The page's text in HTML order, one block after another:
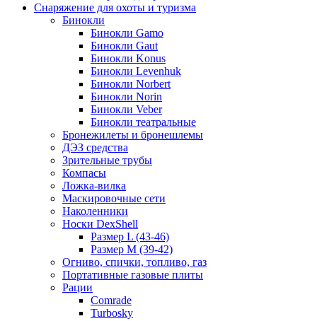
Снаряжение для охоты и туризма
Бинокли
Бинокли Gamo
Бинокли Gaut
Бинокли Konus
Бинокли Levenhuk
Бинокли Norbert
Бинокли Norin
Бинокли Veber
Бинокли театральные
Бронежилеты и бронешлемы
ДЭЗ средства
Зрительные трубы
Компасы
Ложка-вилка
Маскировочные сети
Наколенники
Носки DexShell
Размер L (43-46)
Размер M (39-42)
Огниво, спички, топливо, газ
Портативные газовые плиты
Рации
Comrade
Turbosky